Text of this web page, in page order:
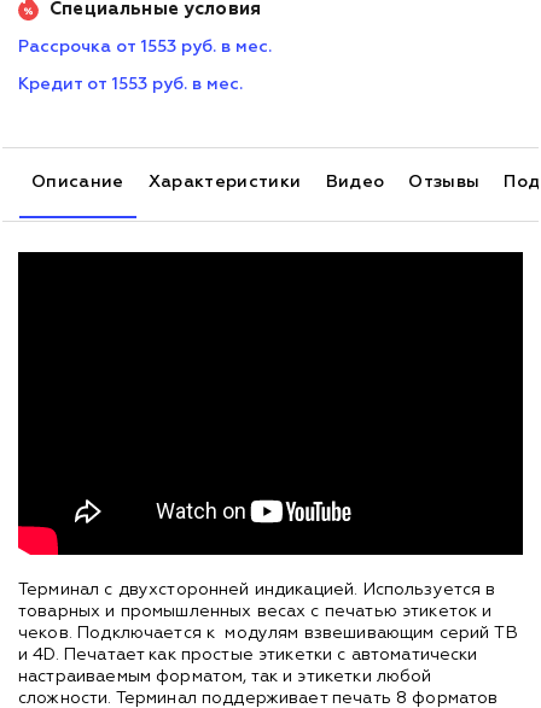
Специальные условия
Рассрочка от 1553 руб. в мес.
Кредит от 1553 руб. в мес.
Описание Характеристики Видео Отзывы
Терминал с двухсторонней индикацией. Используется в
товарных и промышленных весах с печатью этикеток и
чеков. Подключается к модулям взвешивающим серий TB
и 4D. Печатает как простые этикетки с автоматически
настраиваемым форматом, так и этикетки любой
сложности. Терминал поддерживает печать 8 форматов